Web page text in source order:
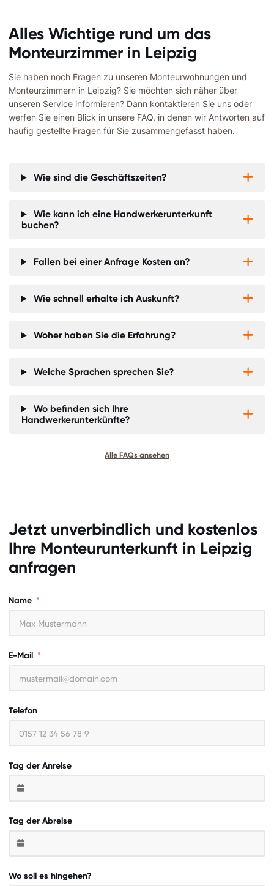
Alles Wichtige rund um das
Monteurzimmer in Leipzig
Sie haben noch Fragen zu unseren Monteurwohnungen und
Monteurzimmern in Leipzig? Sie möchten sich näher über
unseren Service informieren? Dann kontaktieren Sie uns oder
werfen Sie einen Blick in unsere FAQ, in denen wir Antworten auf
häufig gestellte Fragen für Sie zusammengefasst haben.
Wie sind die Geschäftszeiten? 

Wie kann ich eine Handwerkerunterkunft
buchen?


Fallen bei einer Anfrage Kosten an? 

Wie schnell erhalte ich Auskunft? 

Woher haben Sie die Erfahrung? 

Welche Sprachen sprechen Sie? 

Wo befinden sich Ihre
Handwerkerunterkünfte?


Alle FAQs ansehen
Jetzt unverbindlich und kostenlos
Ihre Monteurunterkunft in Leipzig
anfragen
Name
E-Mail
Telefon
Tag der Anreise
Tag der Abreise
Wo soll es hingehen?